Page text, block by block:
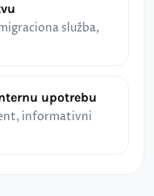
služba,
upotrebu
informativni